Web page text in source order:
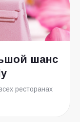
шанс
ресторанах